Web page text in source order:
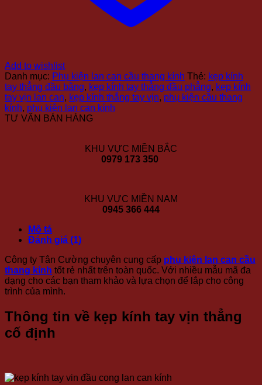
Add to wishlist
Danh mục: Phụ kiện lan can cầu thang kính Thẻ: kẹp kính
tay thẳng đầu bằng, kẹp kính tay thẳng đầu phẳng, kẹp kính
tay vịn lan can, kẹp kính thẳng tay vịn, phụ kiện cầu thang
kính, phụ kiện lan can kính
TƯ VẤN BÁN HÀNG
KHU VỰC MIỀN BẮC
0979 173 350
KHU VỰC MIỀN NAM
0945 366 444
Mô tả
Đánh giá (1)
Công ty Tân Cường chuyên cung cấp phụ kiện lan can cầu
thang kính tốt rẻ nhất trên toàn quốc. Với nhiều mẫu mã đa
dạng cho các bạn tham khảo và lựa chọn để lắp cho công
trình của mình.
Thông tin về kẹp kính tay vịn thẳng
cố định